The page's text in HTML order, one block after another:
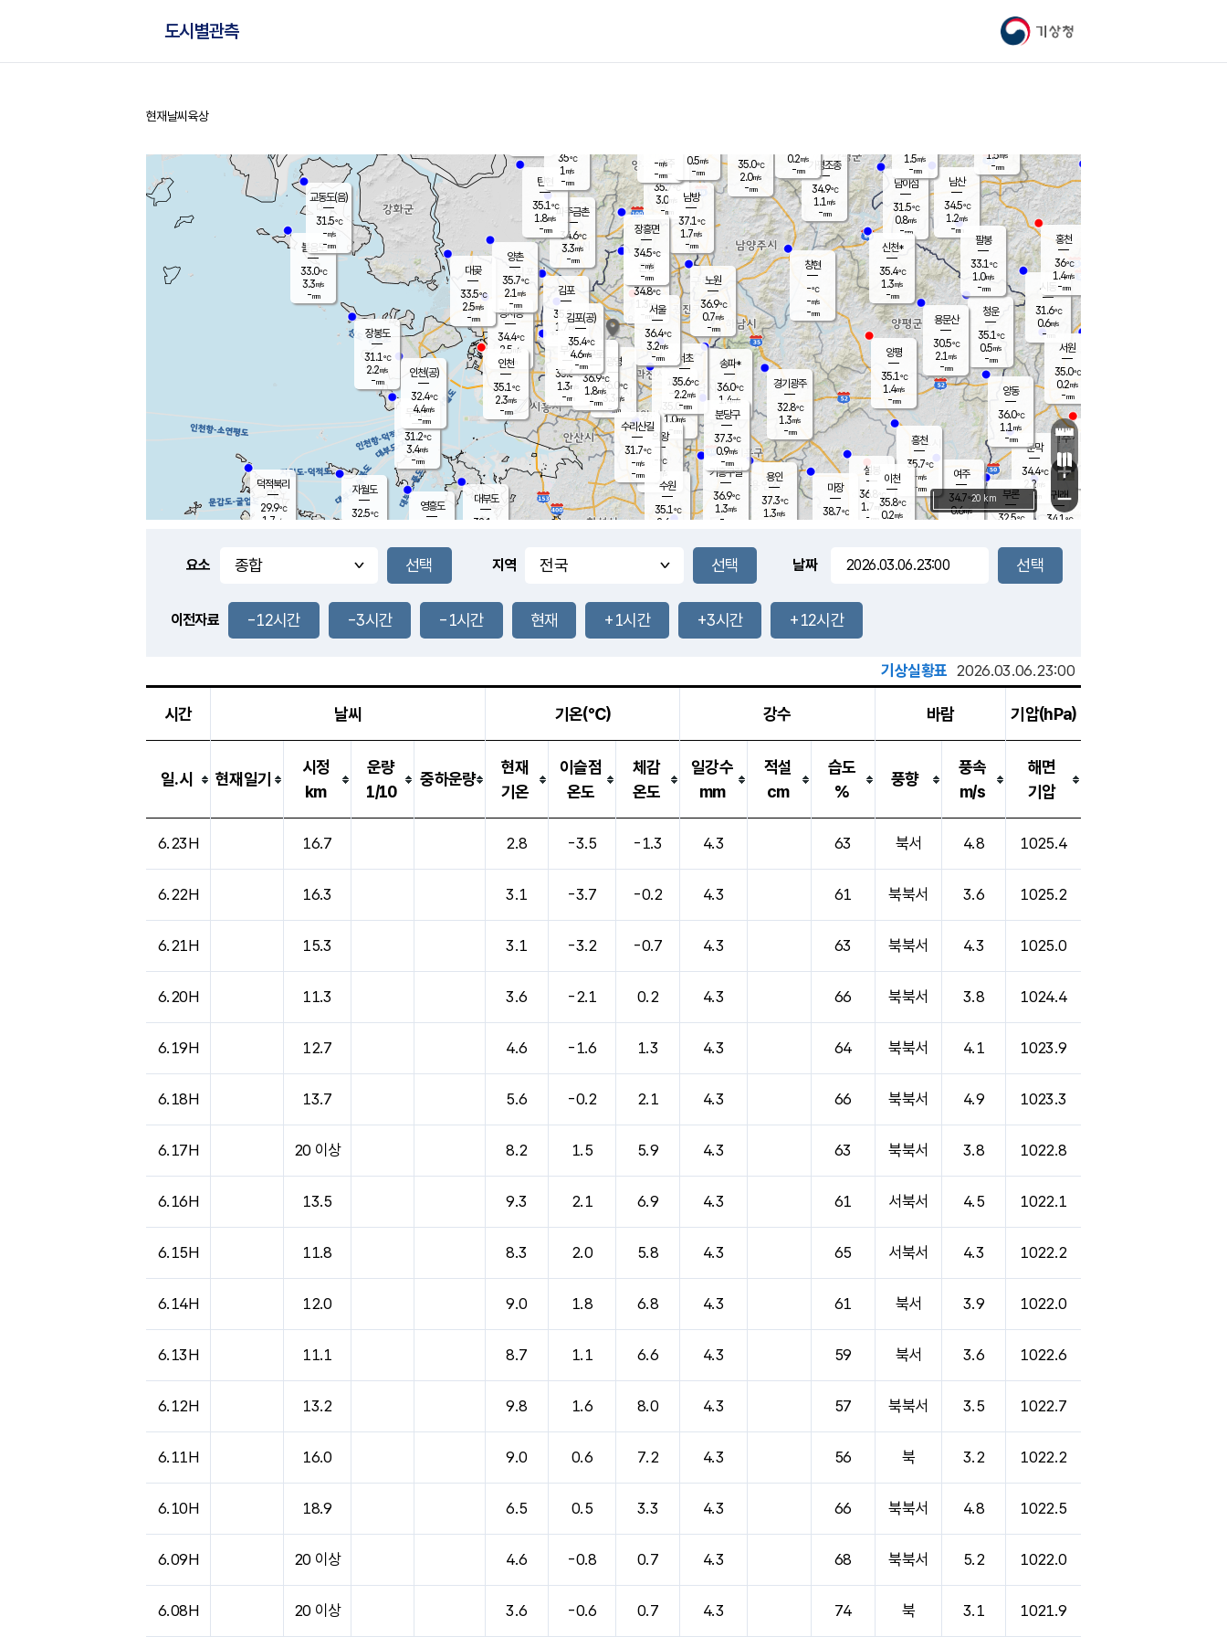
기상청
도시별관측
홈
현재날씨 육상
풍도
2.6m/s
문막
34.4℃
2.2m/s
mm
남이섬
31.5℃
0.8m/s
-mm
무의도
31.2℃
3.4m/s
-mm
영흥도
볼음도
33.0℃
3.3m/s
-mm
자월도
32.5℃
양주
35.7℃
3.0
-mm
부론
32.5℃
과천
35.0℃
1.0m/s
- mm
남산
34.5℃
1.2m/s
-mm
장봉도
31.1℃
2.2m/s
-mm
-mm
청운
35.1℃
0.5m/s
-mm
팔봉
33.1℃
1.0m/s
-mm
-mm
용인
37.3℃
1.3m/s
여주
34.7℃
0.6m/s
양동
36.0℃
1.1m/s
-mm
경기광주
32.8℃
1.3m/s
-mm
장호원
1.5m/s
-mm
33.5
℃
대부도
32.1
-
경서동
34.4℃
2.5 m/s
-mm
파주금촌
34.6℃
3.3m/s
-mm
가평조종
34.9℃
1.1 m/s
-mm
35.0℃
2.0m/s
-mm
대곶
33.5℃
2.5m/s
-mm
신천*
35.4℃
1.3m/s
-mm
창현
-℃
-m/s
-mm
탄현
35.1℃
1.8m/s
-mm
0.2m/s
-mm
37.1℃
1.0m/s
-mm
흥천
35.7℃
-m/s
-mm
마장
38.7℃
의왕
- ℃
m/s
mm
김포
35.2℃
1.7 m/s
mm
설봉
36.8
1.7 m/s
- mm
광명
36.0
℃
3.3 m/s
-mm
부천
35.6℃
1.3m/s
-mm
-mm
양촌
35.7℃
2.1 m/s
-mm
구로
36.9℃
1.8m/s
-mm
은평
34.8℃
1.3 m/s
- mm
노원
36.9℃
0.7m/s
-mm
송파*
36.0℃
1.4m/s
-mm
서초
35.6℃
2.2m/s
-mm
남방
37.1℃
1.7m/s
-mm
기흥구갈
36.9℃
1.3m/s
-
수리산길
31.7℃
-m/s
-mm
분당구
37.3℃
0.9m/s
-mm
장흥면
34.5℃
-m/s
-mm
-m/s
-mm
시동
31.6℃
0.6m/s
- mm
귀래
34.1 ℃
서원
35.0℃
0.2m/s
-mm
용문산
30.5℃
2.1 m/s
-mm
덕적북리
29.9℃
1.7 m/s
인천(공)
32.4℃
4.4m/s
-mm
김포(공)
35.4℃
4.6m/s
-mm
교동도(음)
31.5℃
-m/s
-mm
홍천
36℃
1.4m/s
-mm
이천
35.8℃
0.2m/s
양평
35.1℃
1.4m/s
-mm
수원
35.1℃
2.6 m/s
인천
35.1℃
2.3m/s
-mm
서울
36.4℃
3.2m/s
-mm
1.5m/s
-mm
35℃
1 m/s
-mm
0.5m/s
-mm
+
−
20 km
요소 지역 날짜
이전자료 -12시간 -3시간 -1시간 현재 +1시간 +3시간 +12시간
기상실황표 2026.03.06.23:00
시간 날씨 기온(℃) 강수 바람 기압(hPa)
일.시 현재일기
시정
km
운량
1/10
중하운량
현재
기온
이슬점
온도
체감
온도
일강수
mm
적설
cm
습도
%
풍향
풍속
m/s
해면
기압
6.23H 16.7 2.8 -3.5 -1.3 4.3 63 북서 4.8 1025.4
6.22H 16.3 3.1 -3.7 -0.2 4.3 61 북북서 3.6 1025.2
6.21H 15.3 3.1 -3.2 -0.7 4.3 63 북북서 4.3 1025.0
6.20H 11.3 3.6 -2.1 0.2 4.3 66 북북서 3.8 1024.4
6.19H 12.7 4.6 -1.6 1.3 4.3 64 북북서 4.1 1023.9
6.18H 13.7 5.6 -0.2 2.1 4.3 66 북북서 4.9 1023.3
6.17H 20 이상 8.2 1.5 5.9 4.3 63 북북서 3.8 1022.8
6.16H 13.5 9.3 2.1 6.9 4.3 61 서북서 4.5 1022.1
6.15H 11.8 8.3 2.0 5.8 4.3 65 서북서 4.3 1022.2
6.14H 12.0 9.0 1.8 6.8 4.3 61 북서 3.9 1022.0
6.13H 11.1 8.7 1.1 6.6 4.3 59 북서 3.6 1022.6
6.12H 13.2 9.8 1.6 8.0 4.3 57 북북서 3.5 1022.7
6.11H 16.0 9.0 0.6 7.2 4.3 56 북 3.2 1022.2
6.10H 18.9 6.5 0.5 3.3 4.3 66 북북서 4.8 1022.5
6.09H 20 이상 4.6 -0.8 0.7 4.3 68 북북서 5.2 1022.0
6.08H 20 이상 3.6 -0.6 0.7 4.3 74 북 3.1 1021.9